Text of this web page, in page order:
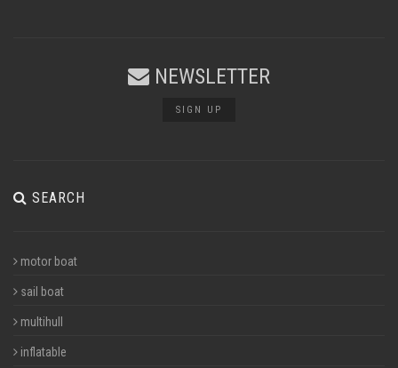
NEWSLETTER
SIGN UP
SEARCH
motor boat
sail boat
multihull
inflatable